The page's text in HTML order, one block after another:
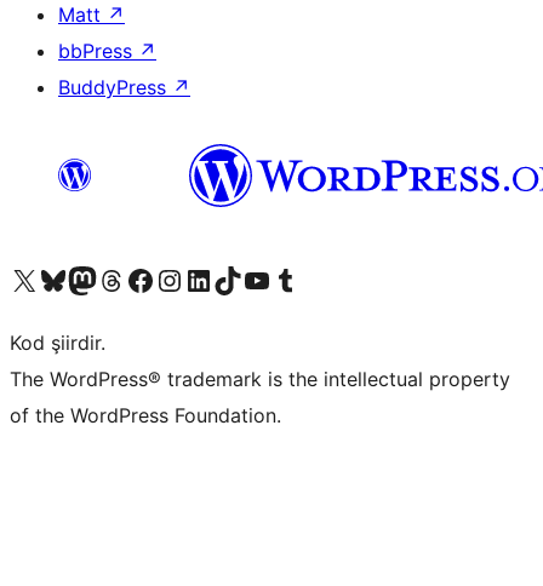
Matt ↗
bbPress ↗
BuddyPress ↗
X (eski Twitter) hesabımıza bakın
Bluesky hesabımızı ziyaret edinMastodon hesabımızı ziyaret edinThreads hesabımızı ziyaret edinFacebook sayfamızı ziyaret edinInstagram hesabımızı ziyaret edinLinkedIn hesabımızı ziyaret edinTikTok hesabımızı ziyaret edinYouTube kanalımızı ziyaret edinTumblr hesabımızı ziyaret edin
Kod şiirdir.
The WordPress® trademark is the intellectual property
of the WordPress Foundation.